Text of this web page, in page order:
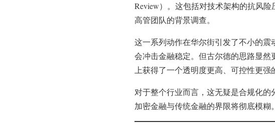
Review）。这包括对技术架构的抗风
高管团队的背景调查。
这一系列动作在华尔街引发了不小的
会冲击金融稳定。但古尔德的思路显然
上获得了一个透明度更高、可控性更强
对于整个行业而言，这无疑是合规化的
加密金融与传统金融的界限将彻底模糊。